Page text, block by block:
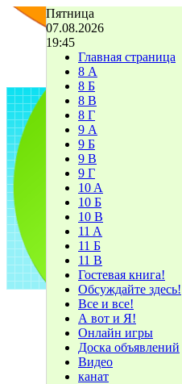
Пятница
07.08.2026
19:45
Главная страница
8 А
8 Б
8 В
8 Г
9 А
9 Б
9 В
9 Г
10 A
10 Б
10 В
11 A
11 Б
11 В
Гостевая книга!
Обсуждайте здесь!
Все и все!
А вот и Я!
Онлайн игры
Доска объявлений
Видео
канат